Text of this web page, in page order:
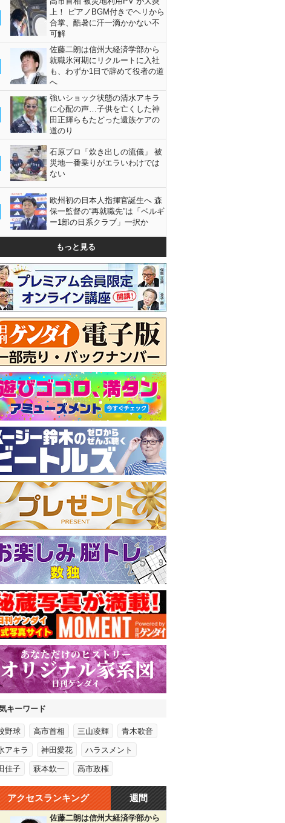
上！ ピアノBGM付きでヘリから
合掌、酷暑に汗一滴かかない不
可解
佐藤二朗は信州大経済学部から
就職氷河期にリクルートに入社
も、わずか1日で辞めて役者の道
へ
強いショック状態の清水アキラ
に心配の声…子供を亡くした神
田正輝らもたどった遺族ケアの
道のり
石原プロ「炊き出しの流儀」 被
災地一番乗りがエラいわけでは
ない
欧州初の日本人指揮官誕生へ 森
保一監督の“再就職先”は「ベルギ
ー1部の日系クラブ」一択か
もっと見る
キーワード
野球 高市首相 三山凌輝 青木歌音
アキラ 神田愛花 ハラスメント
佳子 萩本欽一 高市政権
アクセスランキング 週間
佐藤二朗は信州大経済学部から